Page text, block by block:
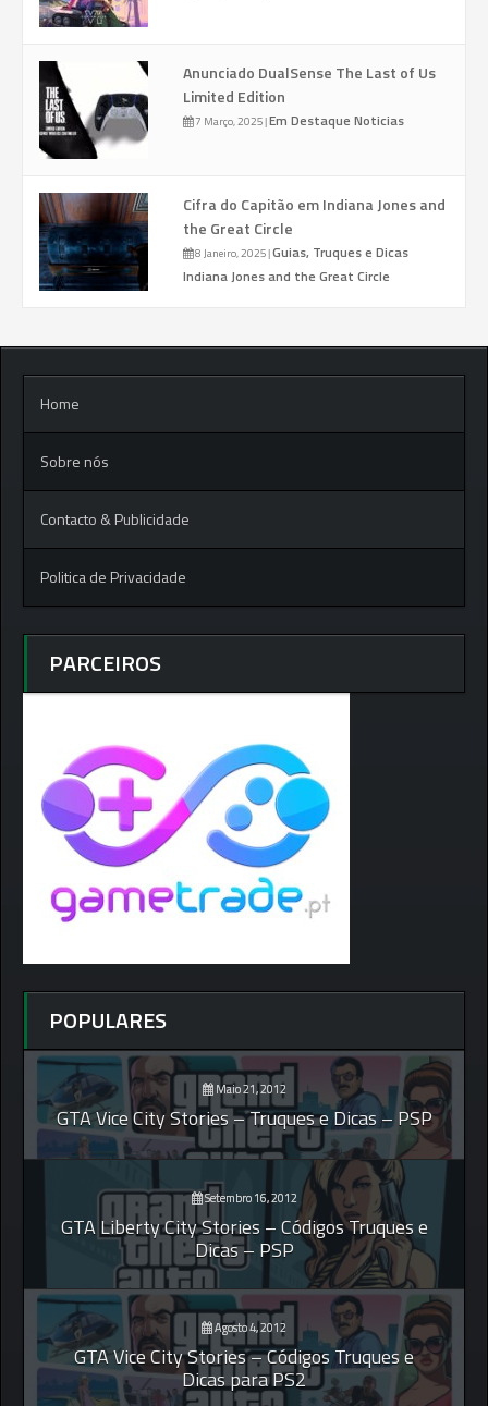
Anunciado DualSense The Last of Us
Limited Edition
7 Março, 2025|Em Destaque Noticias
Cifra do Capitão em Indiana Jones and
the Great Circle
8 Janeiro, 2025|Guias, Truques e Dicas
Indiana Jones and the Great Circle
Home
Sobre nós
Contacto & Publicidade
Politica de Privacidade
PARCEIROS
POPULARES
Maio 21, 2012
GTA Vice City Stories – Truques e Dicas – PSP
Setembro 16, 2012
GTA Liberty City Stories – Códigos Truques e
Dicas – PSP
Agosto 4, 2012
GTA Vice City Stories – Códigos Truques e
Dicas para PS2